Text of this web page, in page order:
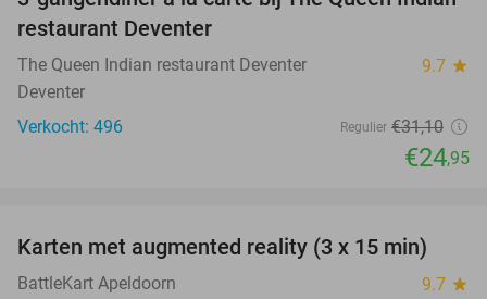
restaurant Deventer
The Queen Indian restaurant Deventer 9.7 star
Deventer
Verkocht: 496
Regulier €31,10
€24,95
35%
Karten met augmented reality (3 x 15 min)
BattleKart Apeldoorn 9.7 star